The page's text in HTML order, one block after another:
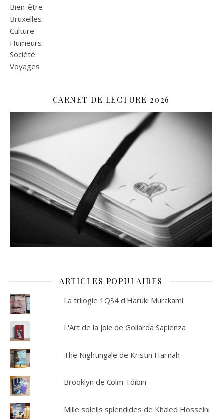
Bien-être
Bruxelles
Culture
Humeurs
Société
Voyages
CARNET DE LECTURE 2026
ARTICLES POPULAIRES
La trilogie 1Q84 d'Haruki Murakami
L'Art de la joie de Goliarda Sapienza
The Nightingale de Kristin Hannah
Brooklyn de Colm Tóibin
Mille soleils splendides de Khaled Hosseini